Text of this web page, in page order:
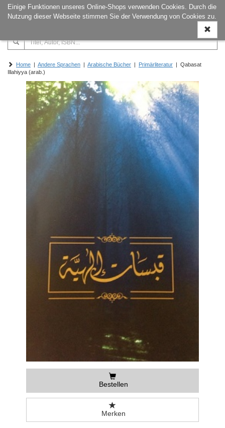
Einige Funktionen unseres Online-Shops verwenden Cookies. Durch die
Nutzung dieser Webseite stimmen Sie der Verwendung von Cookies zu.
ein-/
Home | Andere Sprachen | Arabische Bücher | Primärliteratur | Qabasat
Illahiyya (arab.)
Bestellen
Merken